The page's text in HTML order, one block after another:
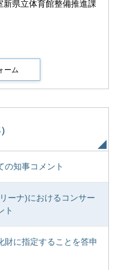
県立体育館整備推進課
知事コメント
ーナ)におけるコンサー
ト
財に指定することを答申